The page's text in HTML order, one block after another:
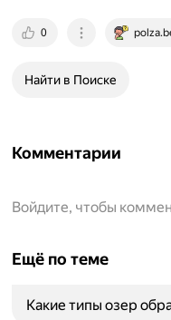
0
Найти в Поиске
Комментарии
Войдите, чтобы
Ещё по теме
Какие типы озер